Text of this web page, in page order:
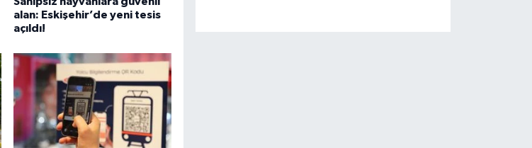
alan: Eskişehir’de yeni tesis
açıldı!